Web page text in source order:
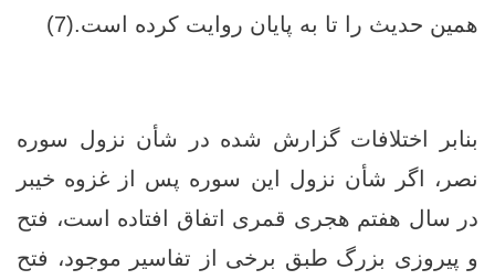
همین حدیث را تا به پایان روایت کرده است.(7)
بنابر اختلافات گزارش شده در شأن نزول سوره
نصر، اگر شأن نزول این سوره پس از غزوه خیبر
در سال هفتم هجری قمری اتفاق افتاده است، فتح
و پیروزی بزرگ طبق برخی از تفاسیر موجود، فتح